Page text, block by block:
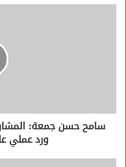
سامح حسن جمعة:
ورد عملي